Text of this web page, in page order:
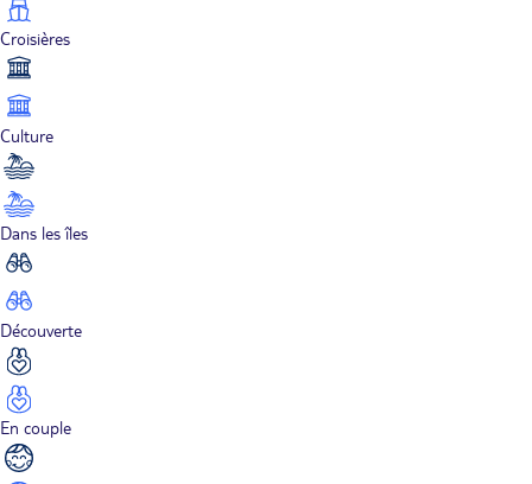
Croisières
Culture
Dans les îles
Découverte
En couple